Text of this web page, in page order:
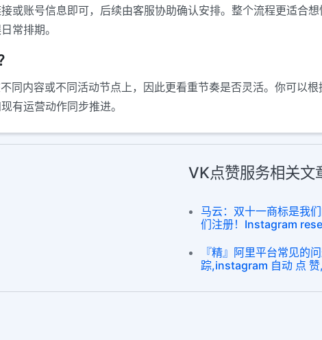
或账号信息即可，后续由客服协助确认安排。整个流程更适合
常排期。
同内容或不同活动节点上，因此更看重节奏是否灵活。你可以
有运营动作同步推进。
VK点赞服务相关文
马云：双十一商标是我
们注册！Instagram
『精』阿里平台常见的
踪,instagram 自动 点